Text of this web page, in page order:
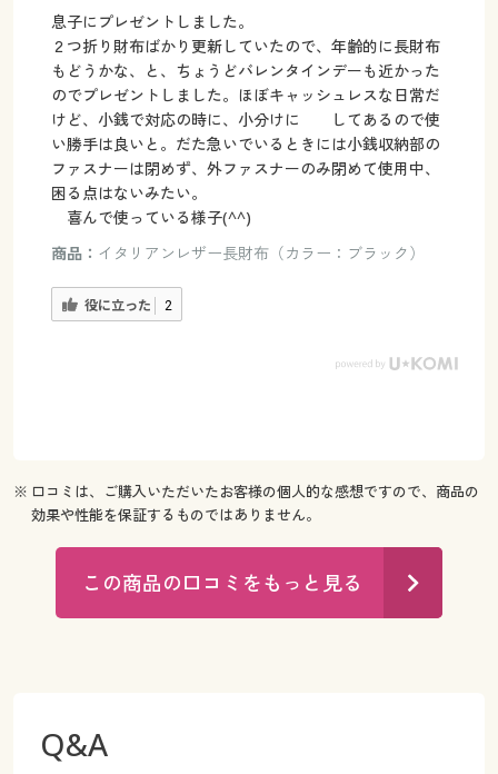
息子にプレゼントしました。
２つ折り財布ばかり更新していたので、年齢的に長財布
もどうかな、と、ちょうどバレンタインデーも近かった
のでプレゼントしました。ほぼキャッシュレスな日常だ
けど、小銭で対応の時に、小分けに してあるので使
い勝手は良いと。だた急いでいるときには小銭収納部の
ファスナーは閉めず、外ファスナーのみ閉めて使用中、
困る点はないみたい。
喜んで使っている様子(^^)
商品： イタリアンレザー長財布（カラー：ブラック）
役に立った 2
※ 口コミは、ご購入いただいたお客様の個人的な感想ですので、商品の
効果や性能を保証するものではありません。
この商品の口コミをもっと見る
Q&A